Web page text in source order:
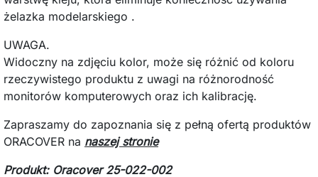
żelazka modelarskiego .
UWAGA.
Widoczny na zdjęciu kolor, może się różnić od koloru
rzeczywistego produktu z uwagi na różnorodność
monitorów komputerowych oraz ich kalibrację.
Zapraszamy do zapoznania się z pełną ofertą produktów
ORACOVER na naszej stronie
Produkt: Oracover 25-022-002